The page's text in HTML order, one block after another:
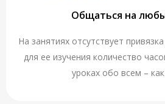
Общаться на
На занятиях отсутствует
для ее изучения количество
уроках обо всем –